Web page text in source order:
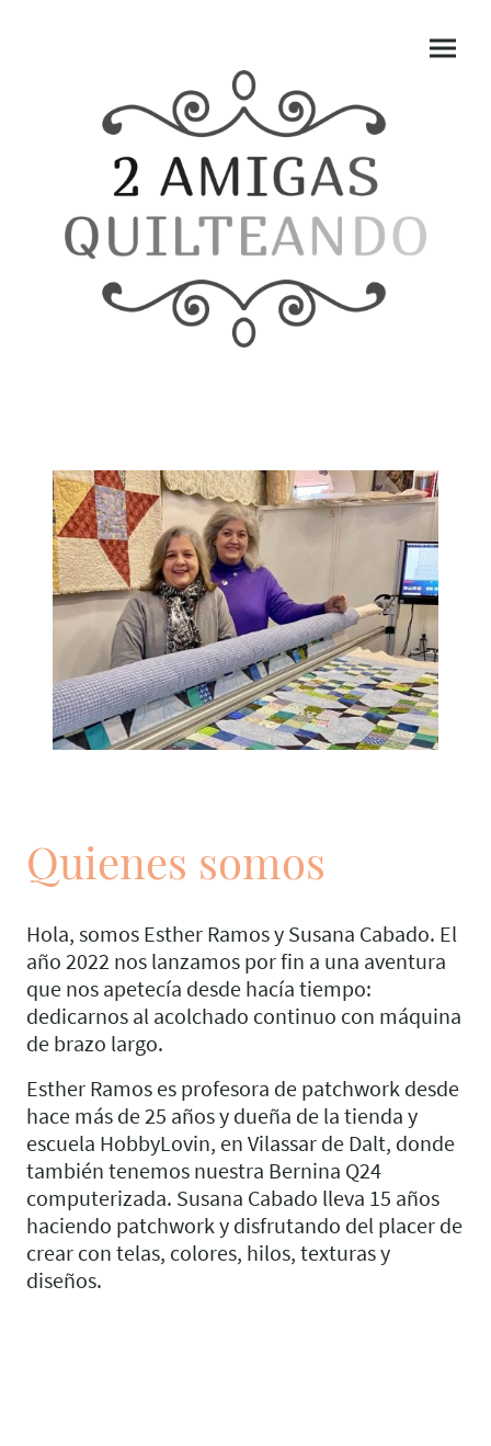
Quienes somos
Hola, somos Esther Ramos y Susana Cabado. El
año 2022 nos lanzamos por fin a una aventura
que nos apetecía desde hacía tiempo:
dedicarnos al acolchado continuo con máquina
de brazo largo.
Esther Ramos es profesora de patchwork desde
hace más de 25 años y dueña de la tienda y
escuela HobbyLovin, en Vilassar de Dalt, donde
también tenemos nuestra Bernina Q24
computerizada. Susana Cabado lleva 15 años
haciendo patchwork y disfrutando del placer de
crear con telas, colores, hilos, texturas y
diseños.